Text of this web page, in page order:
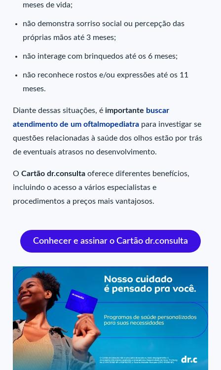
meses de vida;
não demonstra sorriso social ou percepção das
próprias mãos até 3 meses;
não interage com brinquedos até os 6 meses;
não reconhece rostos e/ou expressões até os 11
meses.
Diante dessas situações, éimportante buscar
atendimento de um oftalmopediatra para investigar se
questões relacionadas à saúde dos olhos estão por trás
de eventuais atrasos no desenvolvimento.
OCartão dr.consulta oferece diferentes benefícios,
incluindo o acesso a vários especialistas e
procedimentos a preços mais vantajosos.
Conhecer e assinar o Cartão dr.consulta